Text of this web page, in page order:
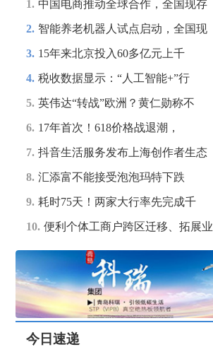
1. 中国电商推动全球合作，全国现存
2. 智能养老机器人试点启动，全国现
3. 15年来北京投入60多亿元上千
4. 税收数据显示：“人工智能+”行
5. 英伟达“转战”欧洲？黄仁勋称不
6. 17年首次！618价格战退潮，
7. 抖音生活服务发布上海创作者生态
8. 汇添富不能接受泡泡玛特下跌
9. 耗时75天！两家大行率先完成千
10. 便利个体工商户跨区迁移、拓展业
今日速递